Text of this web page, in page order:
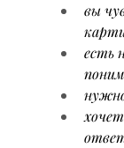
вы
есть